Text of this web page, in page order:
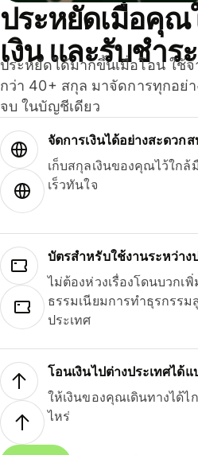
ประหยัดเมื่อคุณ
เงิน และรับชำร
ประหยัดได้มากขึ้นเมื่อโอน ใช้จ่
กว่า 40+ สกุล มาจัดการทุกอย่
จบ ในบัญชีเดียว
จัดการเงินได้อย่างสะดวก
เก็บสกุลเงินของคุณไว้ใกล้
เร็วทันใจ
บัตรสำหรับใช้งานระหว่าง
ไม่ต้องห่วงเรื่องโดนบวกเ
ธรรมเนียมการทำธุรกรรม
ประเทศ
โอนเงินไปต่างประเทศได้
ให้เงินของคุณเดินทางได้ไ
ไหร่